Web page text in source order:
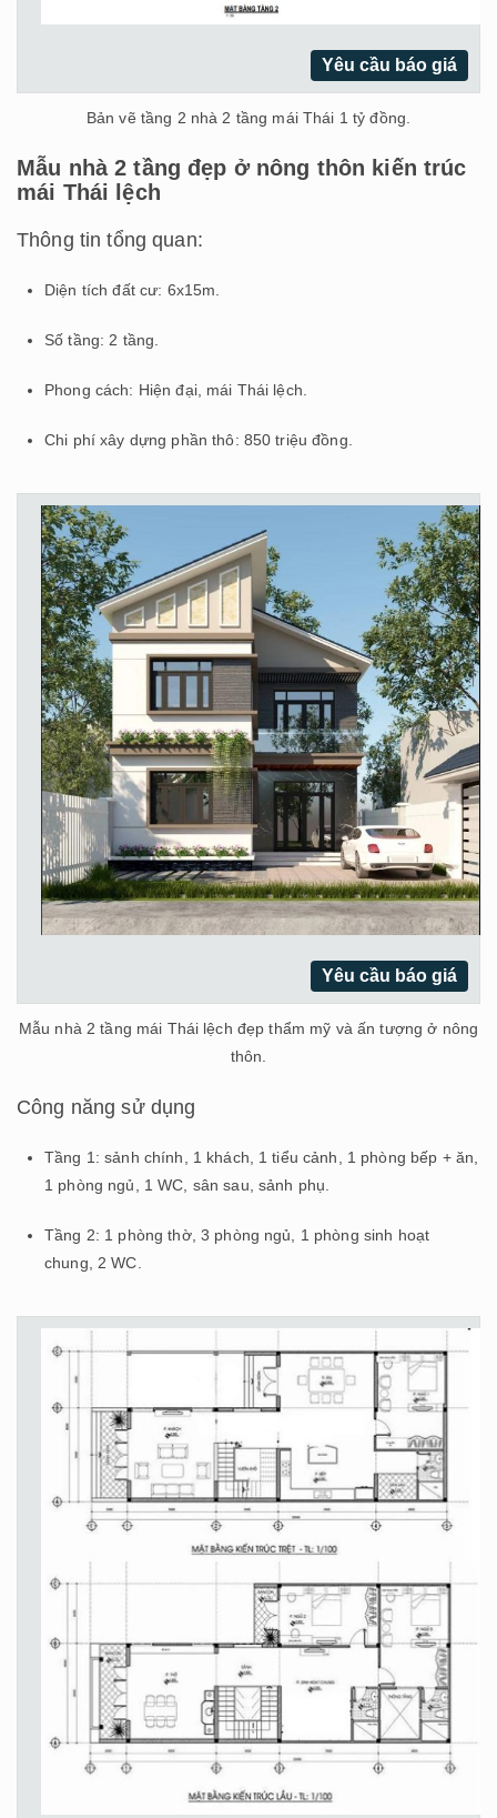
Yêu cầu báo giá
Bản vẽ tầng 2 nhà 2 tầng mái Thái 1 tỷ đồng.
Mẫu nhà 2 tầng đẹp ở nông thôn kiến trúc
mái Thái lệch
Thông tin tổng quan:
Diện tích đất cư: 6x15m.
Số tầng: 2 tầng.
Phong cách: Hiện đại, mái Thái lệch.
Chi phí xây dựng phần thô: 850 triệu đồng.
Yêu cầu báo giá
Mẫu nhà 2 tầng mái Thái lệch đẹp thẩm mỹ và ấn tượng ở nông
thôn.
Công năng sử dụng
Tầng 1: sảnh chính, 1 khách, 1 tiểu cảnh, 1 phòng bếp + ăn,
1 phòng ngủ, 1 WC, sân sau, sảnh phụ.
Tầng 2: 1 phòng thờ, 3 phòng ngủ, 1 phòng sinh hoạt
chung, 2 WC.